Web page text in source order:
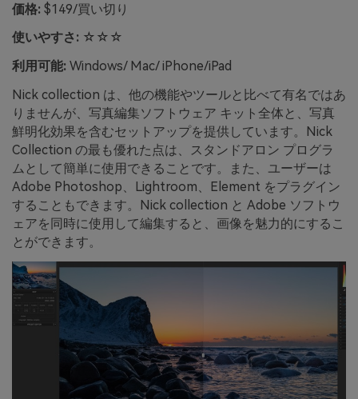
価格: $149/買い切り
使いやすさ: ☆☆☆
利用可能: Windows/ Mac/ iPhone/iPad
Nick collection は、他の機能やツールと比べて有名ではあ
りませんが、写真編集ソフトウェア キット全体と、写真
鮮明化効果を含むセットアップを提供しています。Nick
Collection の最も優れた点は、スタンドアロン プログラ
ムとして簡単に使用できることです。また、ユーザーは
Adobe Photoshop、Lightroom、Element をプラグイン
することもできます。Nick collection と Adobe ソフトウ
ェアを同時に使用して編集すると、画像を魅力的にするこ
とができます。